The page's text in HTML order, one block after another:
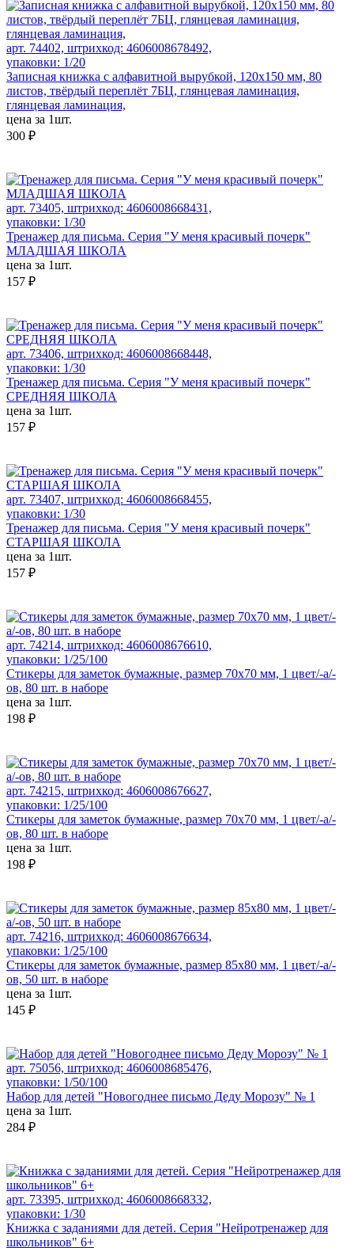
арт. 74402, штрихкод: 4606008678492,
упаковки: 1/20
Записная книжка с алфавитной вырубкой, 120x150 мм, 80
листов, твёрдый переплёт 7БЦ, глянцевая ламинация,
глянцевая ламинация,
цена за 1шт.
300 ₽
арт. 73405, штрихкод: 4606008668431,
упаковки: 1/30
Тренажер для письма. Серия "У меня красивый почерк"
МЛАДШАЯ ШКОЛА
цена за 1шт.
157 ₽
арт. 73406, штрихкод: 4606008668448,
упаковки: 1/30
Тренажер для письма. Серия "У меня красивый почерк"
СРЕДНЯЯ ШКОЛА
цена за 1шт.
157 ₽
арт. 73407, штрихкод: 4606008668455,
упаковки: 1/30
Тренажер для письма. Серия "У меня красивый почерк"
СТАРШАЯ ШКОЛА
цена за 1шт.
157 ₽
арт. 74214, штрихкод: 4606008676610,
упаковки: 1/25/100
Стикеры для заметок бумажные, размер 70х70 мм, 1 цвет/-а/-
ов, 80 шт. в наборе
цена за 1шт.
198 ₽
арт. 74215, штрихкод: 4606008676627,
упаковки: 1/25/100
Стикеры для заметок бумажные, размер 70х70 мм, 1 цвет/-а/-
ов, 80 шт. в наборе
цена за 1шт.
198 ₽
арт. 74216, штрихкод: 4606008676634,
упаковки: 1/25/100
Стикеры для заметок бумажные, размер 85х80 мм, 1 цвет/-а/-
ов, 50 шт. в наборе
цена за 1шт.
145 ₽
арт. 75056, штрихкод: 4606008685476,
упаковки: 1/50/100
Набор для детей "Новогоднее письмо Деду Морозу" № 1
цена за 1шт.
284 ₽
арт. 73395, штрихкод: 4606008668332,
упаковки: 1/30
Книжка с заданиями для детей. Серия "Нейротренажер для
школьников" 6+